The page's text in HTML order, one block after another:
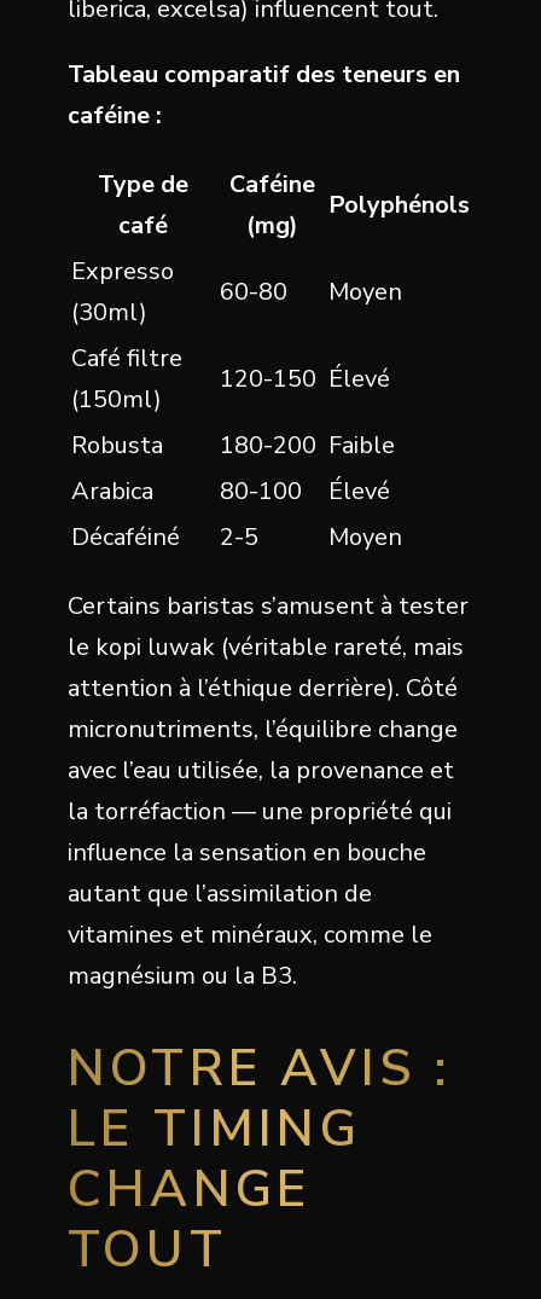
liberica, excelsa) influencent tout.
Tableau comparatif des teneurs en
caféine :
Type de
café
Caféine
(mg)
Polyphénols
Expresso
(30ml)
60-80 Moyen
Café filtre
(150ml)
120-150 Élevé
Robusta 180-200 Faible
Arabica
80-100
Élevé
Décaféiné
2-5 Moyen
Certains baristas s’amusent à tester
le kopi luwak (véritable rareté, mais
attention à l’éthique derrière). Côté
micronutriments, l’équilibre change
avec l’eau utilisée, la provenance et
la torréfaction — une propriété qui
influence la sensation en bouche
autant que l’assimilation de
vitamines et minéraux, comme le
magnésium ou la B3.
NOTRE AVIS :
LE TIMING
CHANGE
TOUT